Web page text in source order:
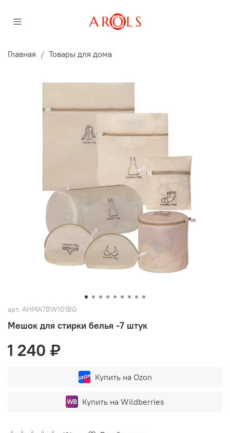
Главная Товары для дома
арт. AHMA7BW101BG
Мешок для стирки белья -7 штук
1 240 ₽
Купить на Ozon
Купить на Wildberries